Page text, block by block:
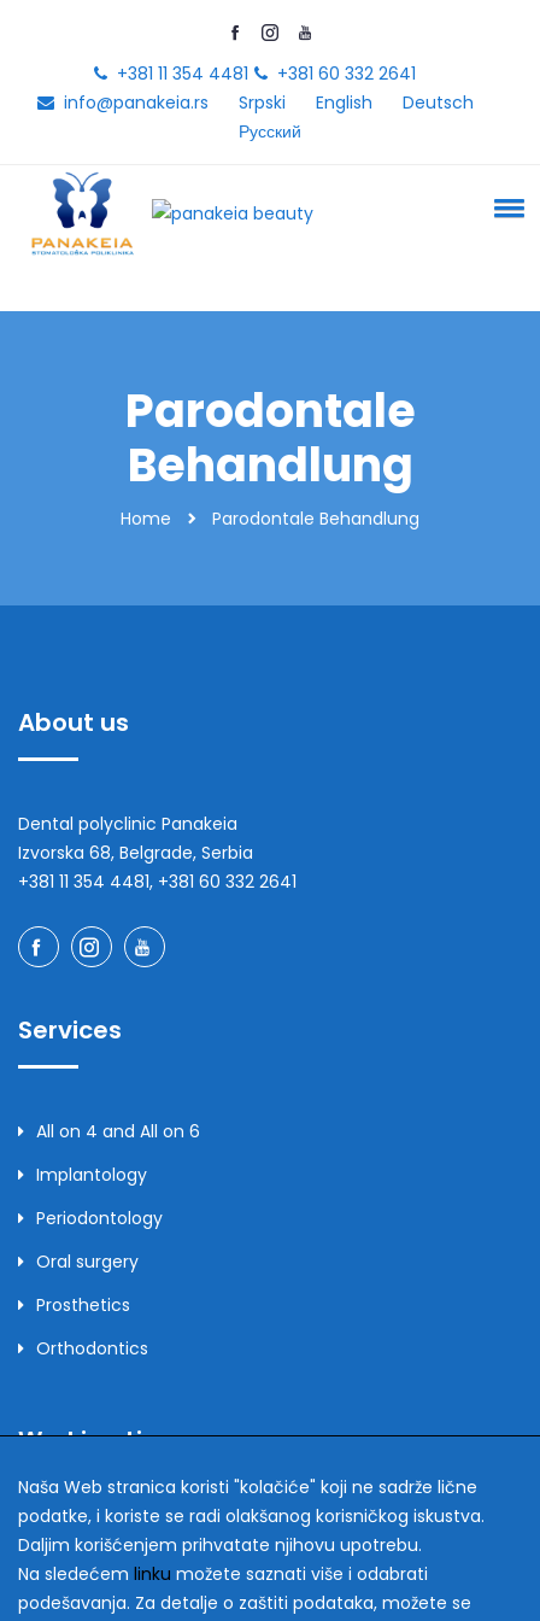
+381 11 354 4481
+381 60 332 2641
info@panakeia.rs
Srpski English
Deutsch
Русский
Parodontale
Behandlung
Home Parodontale Behandlung
About us
Dental polyclinic Panakeia
Izvorska 68, Belgrade, Serbia
+381 11 354 4481, +381 60 332 2641
Services
All on 4 and All on 6
Implantology
Periodontology
Oral surgery
Prosthetics
Orthodontics
Working time
monday - friday
saturday
sunday
closed
Naša Web stranica koristi "kolačiće" koji ne sadrže lične
podatke, i koriste se radi olakšanog korisničkog iskustva.
Daljim korišćenjem prihvatate njihovu upotrebu.
Na sledećem linku možete saznati više i odabrati
podešavanja. Za detalje o zaštiti podataka, možete se